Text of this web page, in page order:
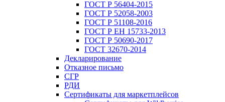
ГОСТ Р 56404-2015
ГОСТ Р 52058-2003
ГОСТ Р 51108-2016
ГОСТ Р ЕН 15733-2013
ГОСТ Р 50690-2017
ГОСТ 32670-2014
Декларирование
Отказное письмо
СГР
РДИ
Сертификаты для маркетплейсов